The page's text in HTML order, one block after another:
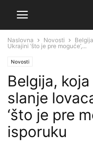
Naslovna Novosti
Ukrajini ‘što je pre moguće’,...
Novosti
Belgija,
slanje
‘što je pre
isporuku